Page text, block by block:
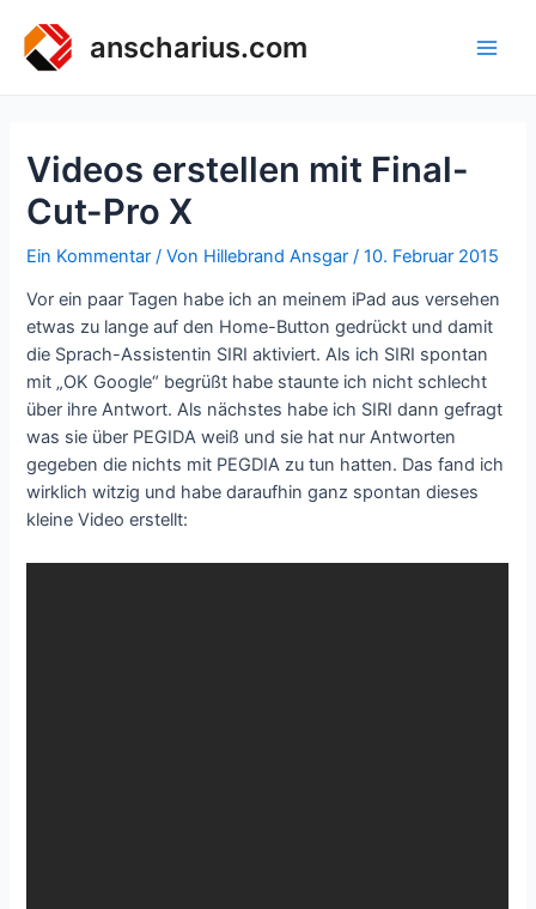
Inhalt
springen
anscharius.com
Videos erstellen mit Final-
Cut-Pro X
Ein Kommentar / Von Hillebrand Ansgar /10. Februar 2015
Vor ein paar Tagen habe ich an meinem iPad aus versehen
etwas zu lange auf den Home-Button gedrückt und damit
die Sprach-Assistentin SIRI aktiviert. Als ich SIRI spontan
mit „OK Google“ begrüßt habe staunte ich nicht schlecht
über ihre Antwort. Als nächstes habe ich SIRI dann gefragt
was sie über PEGIDA weiß und sie hat nur Antworten
gegeben die nichts mit PEGDIA zu tun hatten. Das fand ich
wirklich witzig und habe daraufhin ganz spontan dieses
kleine Video erstellt: